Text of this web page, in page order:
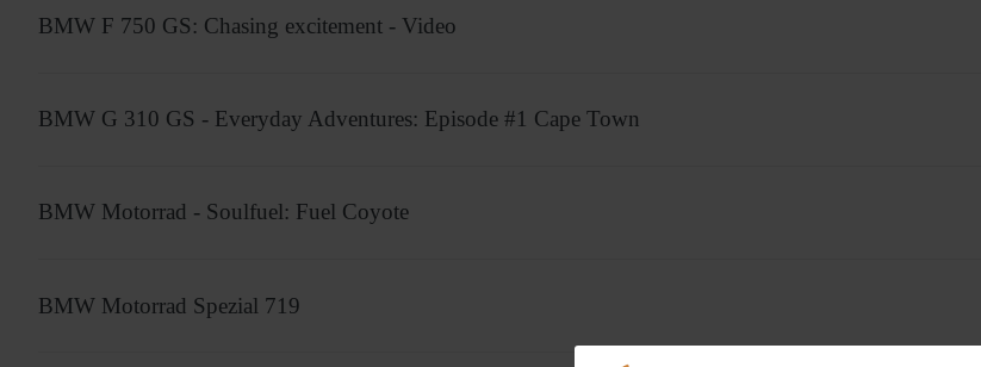
BMW F 750 GS: Chasing excitement - Video
BMW G 310 GS - Everyday Adventures: Episode #1 Cape Town
BMW Motorrad - Soulfuel: Fuel Coyote
BMW Motorrad Spezial 719